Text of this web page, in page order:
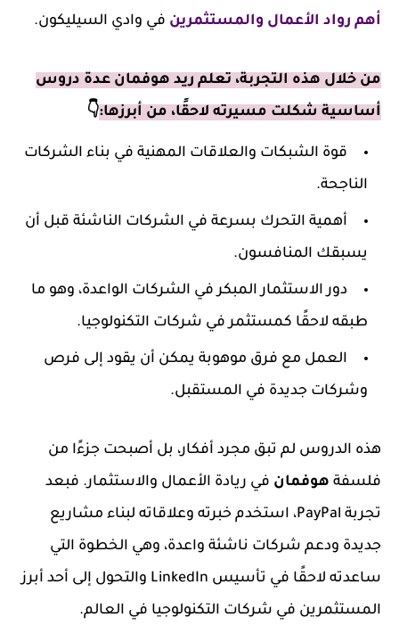
أهم رواد الأعمال والمستثمرين في وادي السيليكون.
من خلال هذه التجربة، تعلم ريد هوفمان عدة دروس
أساسية شكلت مسيرته لاحقًا، من أبرزها:👇
قوة الشبكات والعلاقات المهنية في بناء الشركات
الناجحة.
أهمية التحرك بسرعة في الشركات الناشئة قبل أن
يسبقك المنافسون.
دور الاستثمار المبكر في الشركات الواعدة، وهو ما
طبقه لاحقًا كمستثمر في شركات التكنولوجيا.
العمل مع فرق موهوبة يمكن أن يقود إلى فرص
وشركات جديدة في المستقبل.
هذه الدروس لم تبق مجرد أفكار، بل أصبحت جزءًا من
فلسفة هوفمان في ريادة الأعمال والاستثمار. فبعد
تجربة PayPal، استخدم خبرته وعلاقاته لبناء مشاريع
جديدة ودعم شركات ناشئة واعدة، وهي الخطوة التي
ساعدته لاحقًا في تأسيس LinkedIn والتحول إلى أحد أبرز
المستثمرين في شركات التكنولوجيا في العالم.